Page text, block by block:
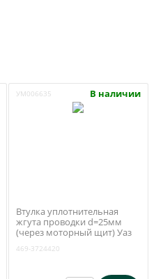
УМ006635 В наличии
Втулка уплотнительная
жгута проводки d=25мм
(через моторный щит) Уаз
3724420
469-3724420